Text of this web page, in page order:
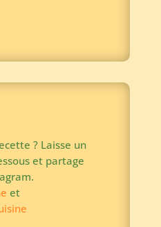
? Laisse un
et partage
et